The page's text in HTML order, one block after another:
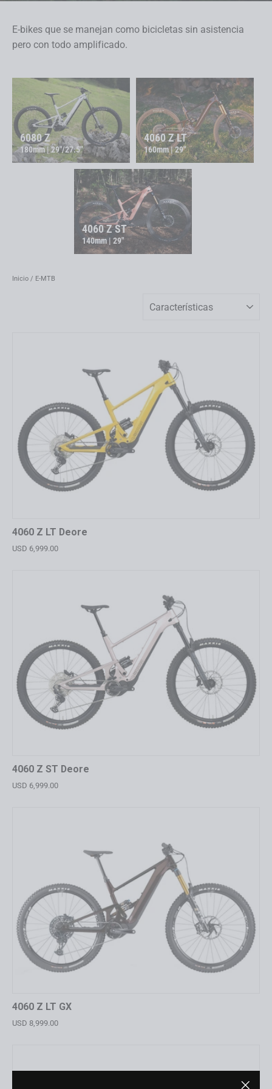
E-bikes que se manejan como bicicletas sin asistencia
pero con todo amplificado.
6080 Z
180mm | 29"/27.5"
4060 Z LT
160mm | 29"
4060 Z ST
140mm | 29"
Inicio / E-MTB
4060 Z LT Deore
USD 6,999.00
4060 Z ST Deore
USD 6,999.00
4060 Z LT GX
USD 8,999.00